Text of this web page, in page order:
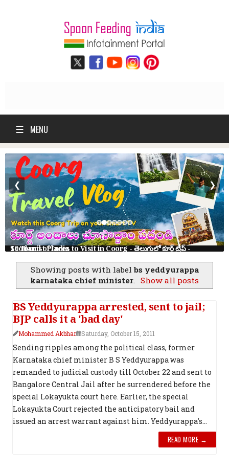
☰ MENU
10 Tourist Places to Visit in Coorg - తెలుగులో కూర్గ్ ట్రిప్ - Scotland of India
❮ ❯
Showing posts with labelbs yeddyurappa
karnataka chief minister. Show all posts
BS Yeddyurappa arrested, sent to jail;
BJP calls it a 'bad day'
Mohammed Akbhar Saturday, October 15, 2011
Sending ripples among the political class, former
Karnataka chief minister B S Yeddyurappa was
remanded to judicial custody till October 22 and sent to
Bangalore Central Jail after he surrendered before the
special Lokayukta court here. Earlier, the special
Lokayukta Court rejected the anticipatory bail and
issued an arrest warrant against him. Yeddyurappa's...
READ MORE →